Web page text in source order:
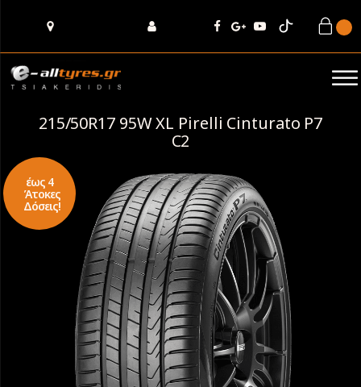
215/50R17 95W XL Pirelli Cinturato P7
C2
έως 4
Άτοκες
Δόσεις!